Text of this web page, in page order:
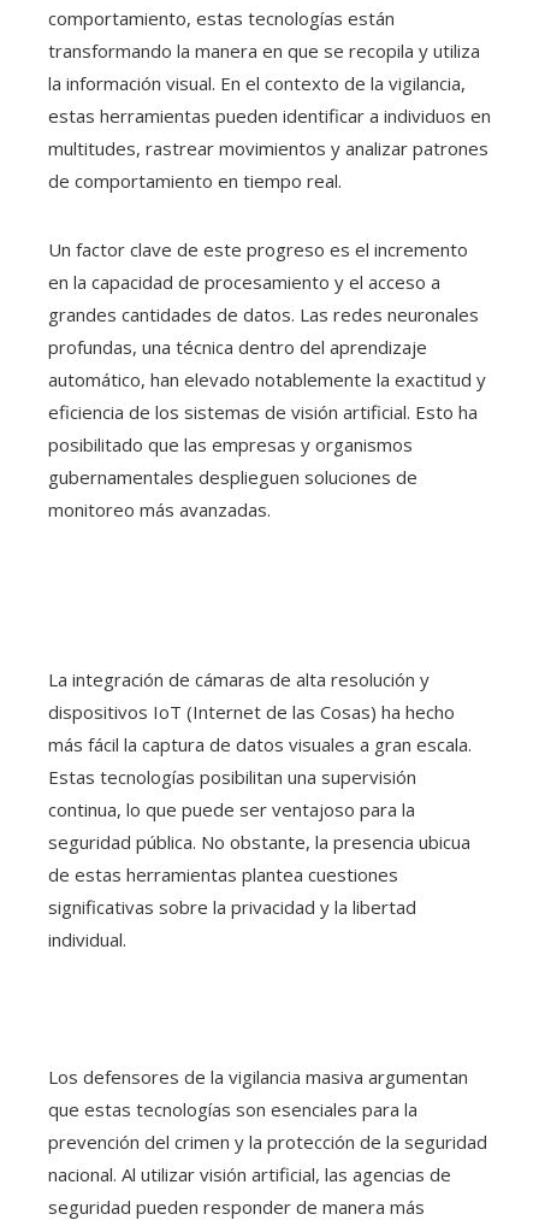
comportamiento, estas tecnologías están
transformando la manera en que se recopila y utiliza
la información visual. En el contexto de la vigilancia,
estas herramientas pueden identificar a individuos en
multitudes, rastrear movimientos y analizar patrones
de comportamiento en tiempo real.
Un factor clave de este progreso es el incremento
en la capacidad de procesamiento y el acceso a
grandes cantidades de datos. Las redes neuronales
profundas, una técnica dentro del aprendizaje
automático, han elevado notablemente la exactitud y
eficiencia de los sistemas de visión artificial. Esto ha
posibilitado que las empresas y organismos
gubernamentales desplieguen soluciones de
monitoreo más avanzadas.
La integración de cámaras de alta resolución y
dispositivos IoT (Internet de las Cosas) ha hecho
más fácil la captura de datos visuales a gran escala.
Estas tecnologías posibilitan una supervisión
continua, lo que puede ser ventajoso para la
seguridad pública. No obstante, la presencia ubicua
de estas herramientas plantea cuestiones
significativas sobre la privacidad y la libertad
individual.
Los defensores de la vigilancia masiva argumentan
que estas tecnologías son esenciales para la
prevención del crimen y la protección de la seguridad
nacional. Al utilizar visión artificial, las agencias de
seguridad pueden responder de manera más